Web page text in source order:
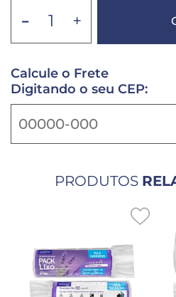
- +
Calcule o Frete
Digitando o seu CEP:
PRODUTOS